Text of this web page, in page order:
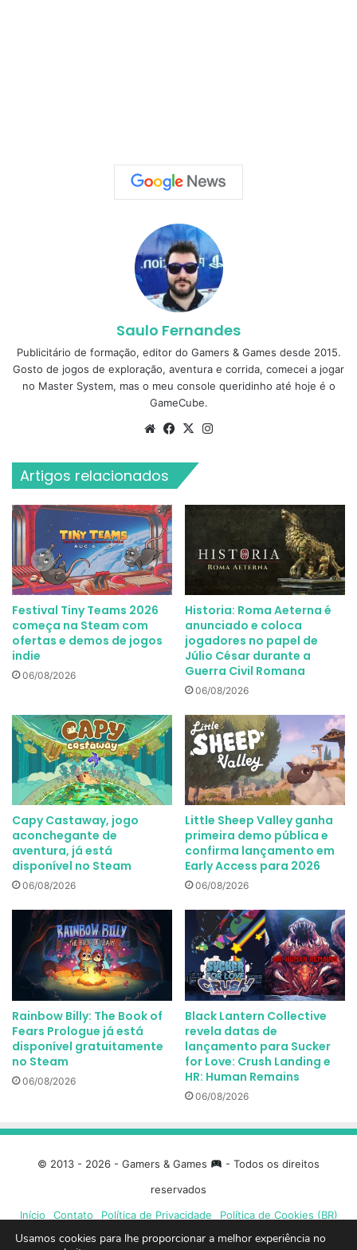
Saulo Fernandes
Publicitário de formação, editor do Gamers & Games desde 2015.
Gosto de jogos de exploração, aventura e corrida, comecei a jogar
no Master System, mas o meu console queridinho até hoje é o
GameCube.
WebsiteFacebook
X
Artigos relacionados
Festival Tiny Teams 2026
começa na Steam com
ofertas e demos de jogos
indie
06/08/2026
Historia: Roma Aeterna é
anunciado e coloca
jogadores no papel de
Júlio César durante a
Guerra Civil Romana
06/08/2026
Capy Castaway, jogo
aconchegante de
aventura, já está
disponível no Steam
06/08/2026
Little Sheep Valley ganha
primeira demo pública e
confirma lançamento em
Early Access para 2026
06/08/2026
Rainbow Billy: The Book of
Fears Prologue já está
disponível gratuitamente
no Steam
06/08/2026
Black Lantern Collective
revela datas de
lançamento para Sucker
for Love: Crush Landing e
HR: Human Remains
06/08/2026
© 2013 - 2026 - Gamers & Games
- Todos os direitos
reservados
Início
Contato Política de Privacidade Política de Cookies (BR)
Usamos cookies para lhe proporcionar a melhor experiência no